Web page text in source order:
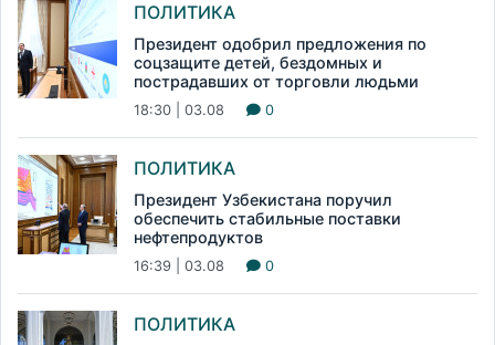
ПОЛИТИКА
Президент одобрил предложения по
соцзащите детей, бездомных и
пострадавших от торговли людьми
18:30 | 03.08 0
ПОЛИТИКА
Президент Узбекистана поручил
обеспечить стабильные поставки
нефтепродуктов
16:39 | 03.08 0
ПОЛИТИКА